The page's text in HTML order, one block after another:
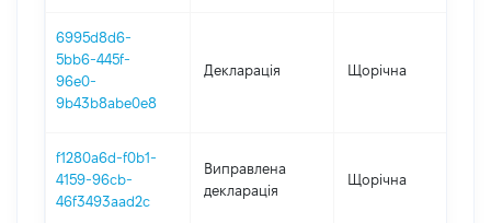
6995d8d6-
5bb6-445f-
96e0-
9b43b8abe0e8
Декларація Щорічна
f1280a6d-f0b1-
4159-96cb-
46f3493aad2c
Виправлена
декларація
Щорічна